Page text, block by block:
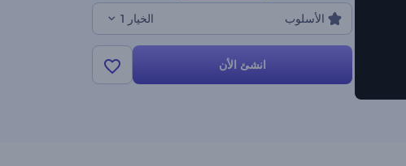
الأسلوب الخيار 1
انشئ الأن